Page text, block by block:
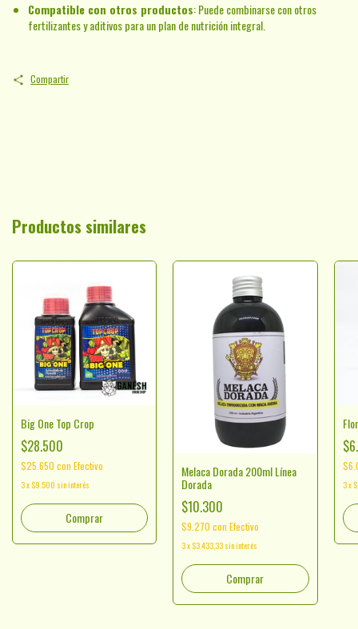
Compatible con otros productos: Puede combinarse con otros
fertilizantes y aditivos para un plan de nutrición integral.
Compartir
Productos similares
Big One Top Crop
$28.500
$25.650 con Efectivo
3x $9.500 sin interés
Comprar
Melaca Dorada 200ml Línea
Dorada
$10.300
$9.270con Efectivo
3x $3.433,33 sin interés
3x